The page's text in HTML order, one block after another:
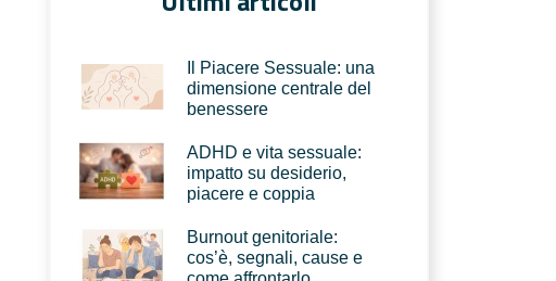
Il Piacere Sessuale: una
dimensione centrale del
benessere
ADHD e vita sessuale:
impatto su desiderio,
piacere e coppia
Burnout genitoriale:
cos’è, segnali, cause e